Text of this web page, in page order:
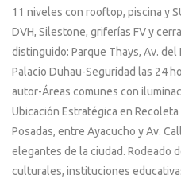
11 niveles con rooftop, piscina y
DVH, Silestone, griferías FV y
distinguido: Parque Thays, Av. del
Palacio Duhau-Seguridad las 24
autor-Áreas comunes con
Ubicación Estratégica en
Posadas, entre Ayacucho y Av.
elegantes de la ciudad. Rodeado
culturales, instituciones